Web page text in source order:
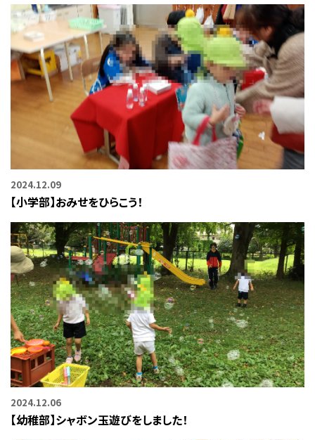
2024.12.09
【小学部】おみせをひらこう！
2024.12.06
【幼稚部】シャボン玉遊びをしました！